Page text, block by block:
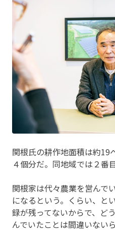
関根氏の耕作地面積は約19
４個分だ。同地域では２番
関根家は代々農業を営んで
になるという。くらい、と
録が残ってないからで、ど
んでいたことは間違いない